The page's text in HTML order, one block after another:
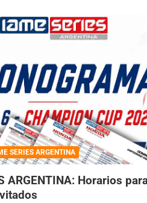
SERIES ARGENTINA
ARGENTINA: Horarios